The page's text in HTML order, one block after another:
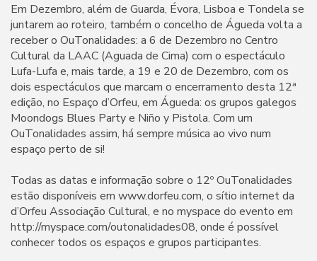
Em Dezembro, além de Guarda, Évora, Lisboa e Tondela se
juntarem ao roteiro, também o concelho de Águeda volta a
receber o OuTonalidades: a 6 de Dezembro no Centro
Cultural da LAAC (Aguada de Cima) com o espectáculo
Lufa-Lufa e, mais tarde, a 19 e 20 de Dezembro, com os
dois espectáculos que marcam o encerramento desta 12ª
edição, no Espaço d’Orfeu, em Águeda: os grupos galegos
Moondogs Blues Party e Niño y Pistola. Com um
OuTonalidades assim, há sempre música ao vivo num
espaço perto de si!
Todas as datas e informação sobre o 12º OuTonalidades
estão disponíveis em www.dorfeu.com, o sítio internet da
d’Orfeu Associação Cultural, e no myspace do evento em
http://myspace.com/outonalidades08, onde é possível
conhecer todos os espaços e grupos participantes.